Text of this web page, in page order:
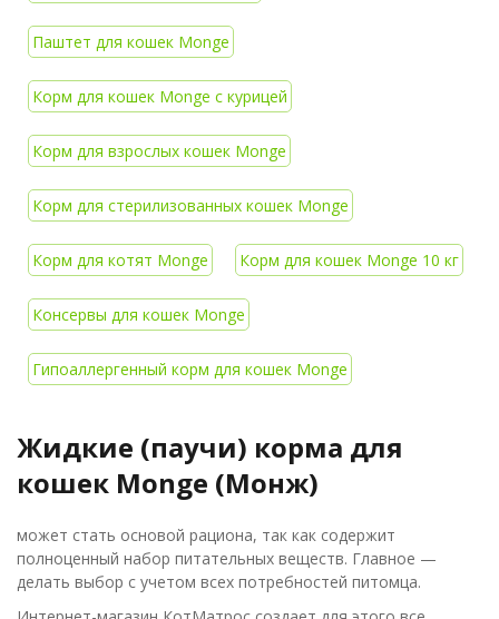
Паштет для кошек Monge
Корм для кошек Monge с курицей
Корм для взрослых кошек Monge
Корм для стерилизованных кошек Monge
Корм для котят Monge Корм для кошек Monge 10 кг
Консервы для кошек Monge
Гипоаллергенный корм для кошек Monge
Жидкие (паучи) корма для
кошек Monge (Монж)
может стать основой рациона, так как содержит
полноценный набор питательных веществ. Главное —
делать выбор с учетом всех потребностей питомца.